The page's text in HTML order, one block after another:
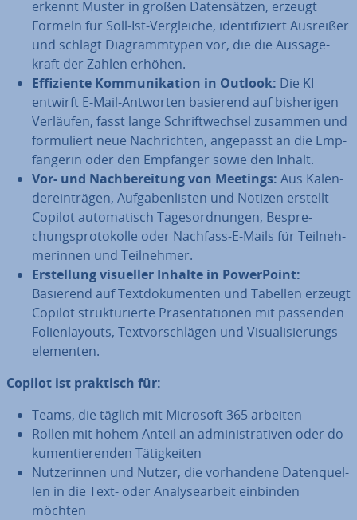
erkennt Muster in großen Da­ten­sät­zen, erzeugt
Formeln für Soll-Ist-Ver­glei­che, iden­ti­fi­ziert Ausreißer
und schlägt Dia­gramm­ty­pen vor, die die Aus­sa­ge­
kraft der Zahlen erhöhen.
Ef­fi­zi­en­te Kom­mu­ni­ka­ti­on in Outlook: Die KI
entwirft E-Mail-Antworten basierend auf bis­he­ri­gen
Verläufen, fasst lange Schrift­wech­sel zusammen und
for­mu­liert neue Nach­rich­ten, angepasst an die Emp­
fän­ge­rin oder den Empfänger sowie den Inhalt.
Vor- und Nach­be­rei­tung von Meetings: Aus Ka­len­
der­ein­trä­gen, Auf­ga­ben­lis­ten und Notizen erstellt
Copilot au­to­ma­tisch Ta­ges­ord­nun­gen, Be­spre­
chungs­pro­to­kol­le oder Nachfass-E-Mails für Teil­neh­
me­rin­nen und Teil­neh­mer.
Er­stel­lung visueller Inhalte in Power­Point:
Basierend auf Text­do­ku­men­ten und Tabellen erzeugt
Copilot struk­tu­rier­te Prä­sen­ta­tio­nen mit passenden
Fo­li­en­lay­outs, Text­vor­schlä­gen und Vi­sua­li­sie­rungs­
ele­men­ten.
Copilot ist praktisch für:
Teams, die täglich mit Microsoft 365 arbeiten
Rollen mit hohem Anteil an ad­mi­nis­tra­ti­ven oder do­
ku­men­tie­ren­den Tä­tig­kei­ten
Nut­ze­rin­nen und Nutzer, die vor­han­de­ne Da­ten­quel­
len in die Text- oder Ana­ly­se­ar­beit einbinden
möchten